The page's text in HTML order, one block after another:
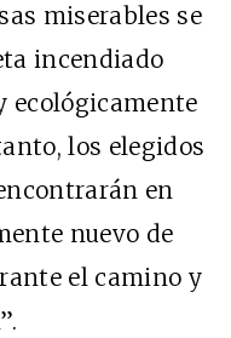
miserables se
incendiado
ecológicamente
los elegidos
en
nuevo de
el camino y